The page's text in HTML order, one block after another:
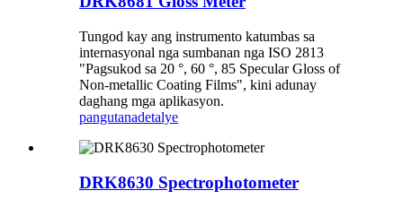
Tungod kay ang instrumento katumbas sa
internasyonal nga sumbanan nga ISO 2813
"Pagsukod sa 20 °, 60 °, 85 Specular Gloss of
Non-metallic Coating Films", kini adunay
daghang mga aplikasyon.
pangutanadetalye
DRK8630 Spectrophotometer